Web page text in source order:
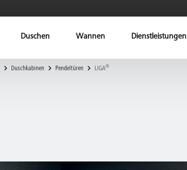
Duschen Wannen Dienstleistungen
Duschkabinen Pendeltüren LIGA®